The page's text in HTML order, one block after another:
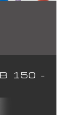
150 -